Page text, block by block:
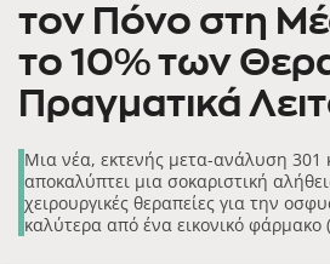
τον Πόνο στη
το 10% των
Πραγματικά
Μια νέα, εκτενής μετα-ανάλυση 301
αποκαλύπτει μια σοκαριστική
χειρουργικές θεραπείες για την
καλύτερα από ένα εικονικό φάρμακο